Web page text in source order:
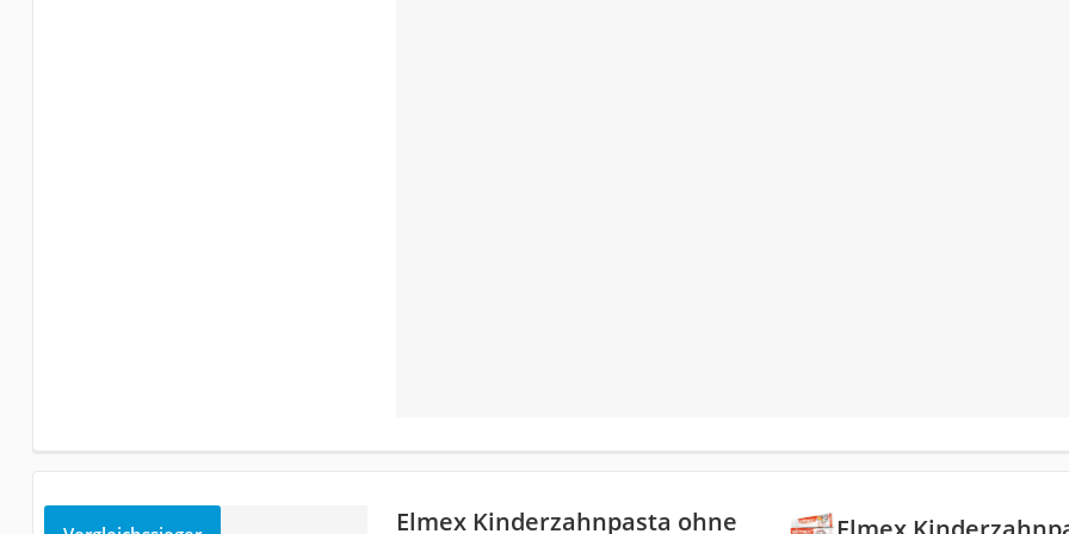
Elmex Kinderzahnpasta ohne